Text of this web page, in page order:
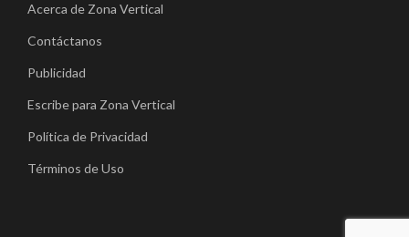
Acerca de Zona Vertical
Contáctanos
Publicidad
Escribe para Zona Vertical
Política de Privacidad
Términos de Uso